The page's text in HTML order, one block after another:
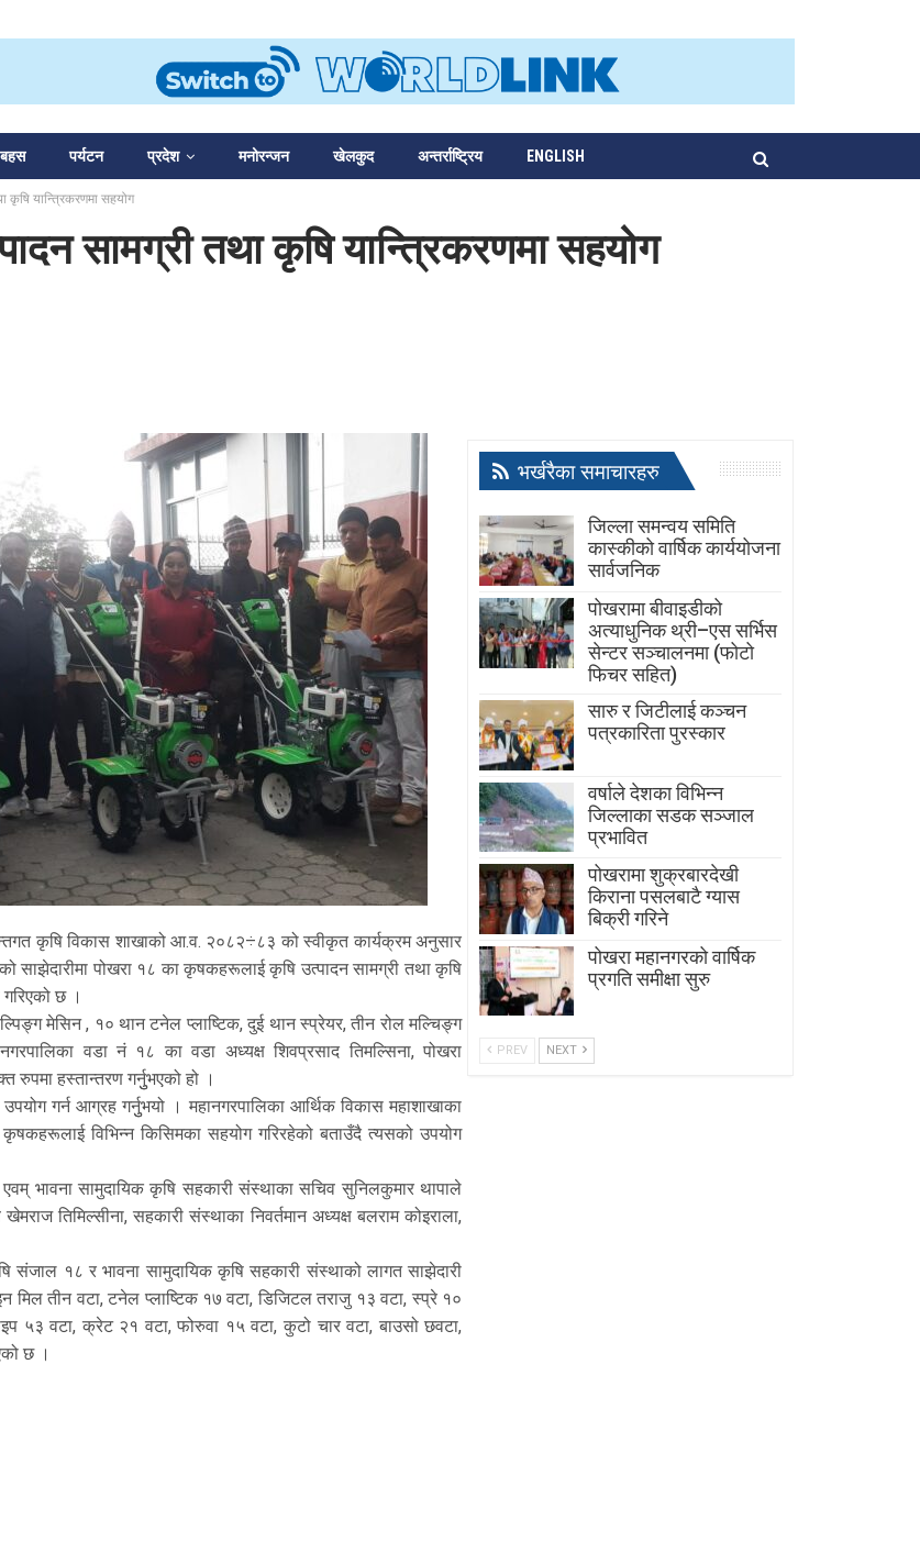
बहस पर्यटन प्रदेश मनोरन्जन खेलकुद अन्तर्राष्ट्रिय ENGLISH
कृषि यान्त्रिकरणमा सहयोग
सामग्री तथा कृषि यान्त्रिकरणमा सहयोग
कृषि विकास शाखाको आ.व. २०८२÷८३ को स्वीकृत कार्यक्रम अनुसार
साझेदारीमा पोखरा १८ का कृषकहरूलाई कृषि उत्पादन सामग्री तथा कृषि
छ ।
मेसिन , १० थान टनेल प्लाष्टिक, दुई थान स्प्रेयर, तीन रोल मल्चिङ्ग
वडा नं १८ का वडा अध्यक्ष शिवप्रसाद तिमल्सिना, पोखरा
रुपमा हस्तान्तरण गर्नुुभएको हो ।
गर्न आग्रह गर्नुुभयो । महानगरपालिका आर्थिक विकास महाशाखाका
विभिन्न किसिमका सहयोग गरिरहेको बताउँदै त्यसको उपयोग
भावना सामुदायिक कृषि सहकारी संस्थाका सचिव सुनिलकुमार थापाले
तिमिल्सीना, सहकारी संस्थाका निवर्तमान अध्यक्ष बलराम कोइराला,
संजाल १८ र भावना सामुदायिक कृषि सहकारी संस्थाको लागत साझेदारी
मिल तीन वटा, टनेल प्लाष्टिक १७ वटा, डिजिटल तराजु १३ वटा, स्प्रे १०
५३ वटा, क्रेट २१ वटा, फोरुवा १५ वटा, कुटो चार वटा, बाउसो छवटा,
छ ।
भर्खरैका समाचारहरु
जिल्ला समन्वय समिति
कास्कीको वार्षिक कार्ययोजना
सार्वजनिक
पोखरामा बीवाइडीको
अत्याधुनिक थ्री–एस सर्भिस
सेन्टर सञ्चालनमा (फोटो
फिचर सहित)
सारु र जिटीलाई कञ्चन
पत्रकारिता पुरस्कार
वर्षाले देशका विभिन्न
जिल्लाका सडक सञ्जाल
प्रभावित
पोखरामा शुक्रबारदेखी
किराना पसलबाटै ग्यास
बिक्री गरिने
पोखरा महानगरको वार्षिक
प्रगति समीक्षा सुरु
PREV NEXT